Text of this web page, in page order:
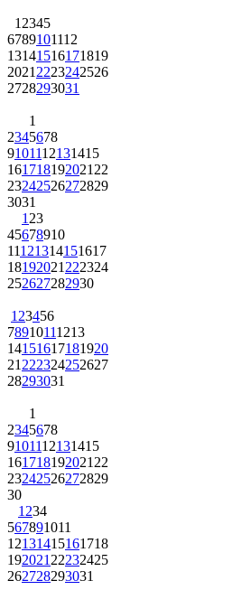
1 2345
6789101112
13141516171819
2021 2223242526
2728293031
1
2345678
9101112131415
161718192021 22
23242526272829
3031
1 23
45678910
11121314151617
18192021 222324
252627282930
1 23456
78910111213
14151617181920
21 222324252627
28293031
1
2345678
9101112131415
161718192021 22
23242526272829
30
1 234
567891011
12131415161718
192021 22232425
262728293031